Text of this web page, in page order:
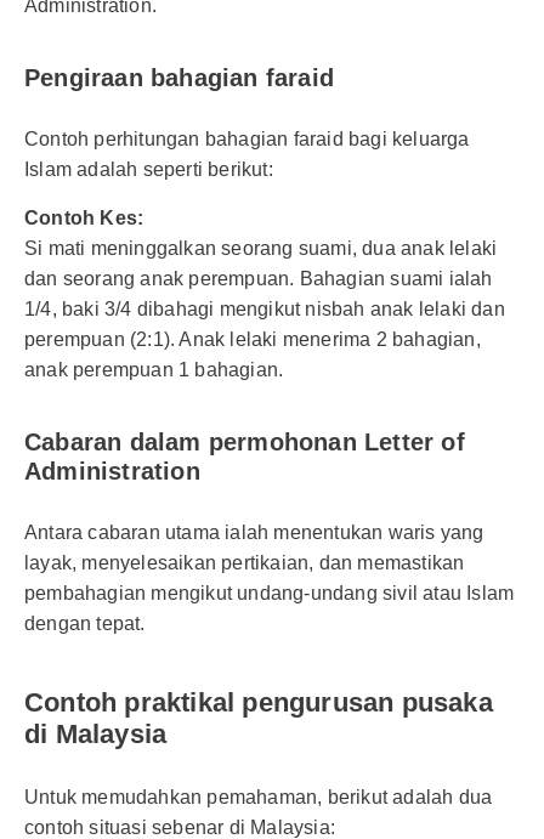
Administration.
Pengiraan bahagian faraid
Contoh perhitungan bahagian faraid bagi keluarga
Islam adalah seperti berikut:
Contoh Kes:
Si mati meninggalkan seorang suami, dua anak lelaki
dan seorang anak perempuan. Bahagian suami ialah
1/4, baki 3/4 dibahagi mengikut nisbah anak lelaki dan
perempuan (2:1). Anak lelaki menerima 2 bahagian,
anak perempuan 1 bahagian.
Cabaran dalam permohonan Letter of
Administration
Antara cabaran utama ialah menentukan waris yang
layak, menyelesaikan pertikaian, dan memastikan
pembahagian mengikut undang-undang sivil atau Islam
dengan tepat.
Contoh praktikal pengurusan pusaka
di Malaysia
Untuk memudahkan pemahaman, berikut adalah dua
contoh situasi sebenar di Malaysia: